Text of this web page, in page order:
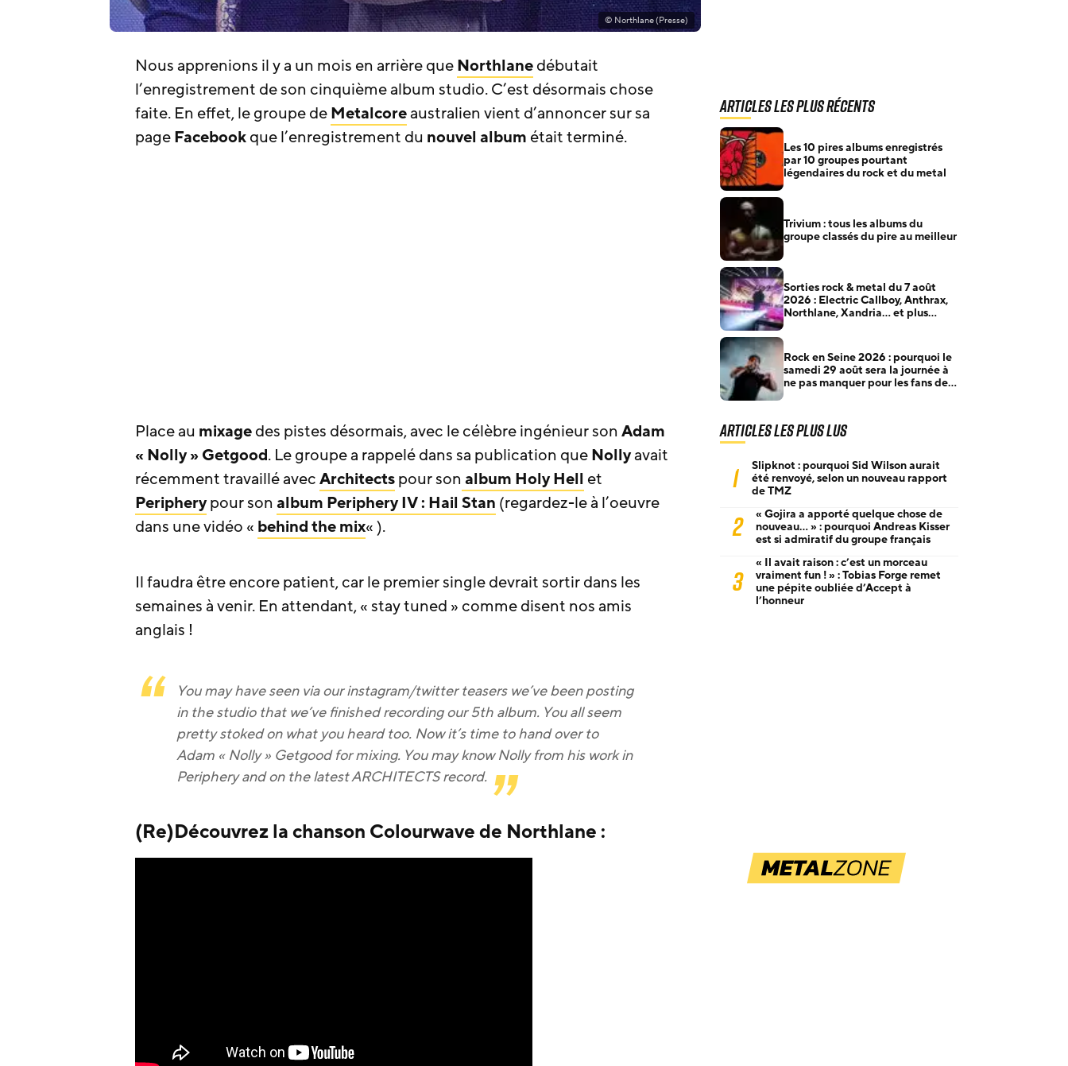
© Northlane (Presse)
Nous apprenions il y a un mois en arrière queNorthlanedébutait
l’enregistrement de son cinquième album studio. C’est désormais chose
faite. En effet, le groupe deMetalcoreaustralien vient d’annoncer sur sa
pageFacebookque l’enregistrement du nouvel album était terminé.
Place au mixagedes pistes désormais, avec le célèbre ingénieur son Adam
« Nolly » Getgood. Le groupe a rappelé dans sa publication queNollyavait
récemment travaillé avecArchitectspour son album Holy Hell et
Peripherypour son album Periphery IV : Hail Stan (regardez-le à l’oeuvre
dans une vidéo « behind the mix« ).
Il faudra être encore patient, car le premier single devrait sortir dans les
semaines à venir. En attendant, « stay tuned » comme disent nos amis
anglais !
You may have seen via our instagram/twitter teasers we’ve been posting
in the studio that we’ve finished recording our 5th album. You all seem
pretty stoked on what you heard too. Now it’s time to hand over to
Adam « Nolly » Getgood for mixing. You may know Nolly from his work in
Periphery and on the latest ARCHITECTS record.
(Re)Découvrez la chanson Colourwave de Northlane :
Articles les plus récents
Les 10 pires albums enregistrés
par 10 groupes pourtant
légendaires du rock et du metal
Trivium : tous les albums du
groupe classés du pire au meilleur
Sorties rock & metal du 7 août
2026 : Electric Callboy, Anthrax,
Northlane, Xandria… et plus
Rock en Seine 2026 : pourquoi le
samedi 29 août sera la journée à
ne pas manquer pour les fans de
Articles les plus lus
1
Slipknot : pourquoi Sid Wilson aurait
été renvoyé, selon un nouveau rapport
de TMZ
2
« Gojira a apporté quelque chose de
nouveau… » : pourquoi Andreas Kisser
est si admiratif du groupe français
3
« Il avait raison : c’est un morceau
vraiment fun ! » : Tobias Forge remet
une pépite oubliée d’Accept à
l’honneur